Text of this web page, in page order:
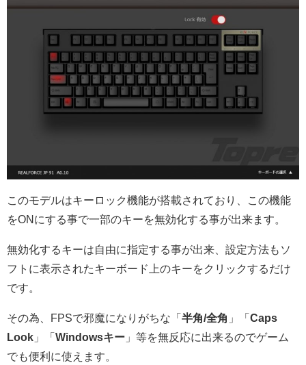
このモデルはキーロック機能が搭載されており、この機能
をONにする事で一部のキーを無効化する事が出来ます。
無効化するキーは自由に指定する事が出来、設定方法もソ
フトに表示されたキーボード上のキーをクリックするだけ
です。
その為、FPSで邪魔になりがちな「 半角/全角 」「 Caps
Look 」「 Windowsキー 」等を無反応に出来るのでゲーム
でも便利に使えます。